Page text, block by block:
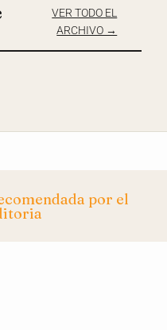
VER TODO EL
ARCHIVO →
por el